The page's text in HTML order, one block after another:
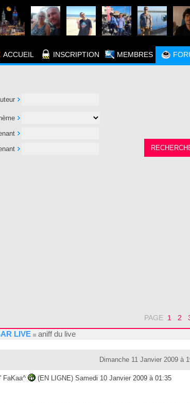
ACCUEIL INSCRIPTION MEMBRES
PAGE 1 2
LIVE aniff du live
Dimanche 11 Janvier 2009 à
FaKaa^
(EN LIGNE) Samedi 10 Janvier 2009 à 01:35